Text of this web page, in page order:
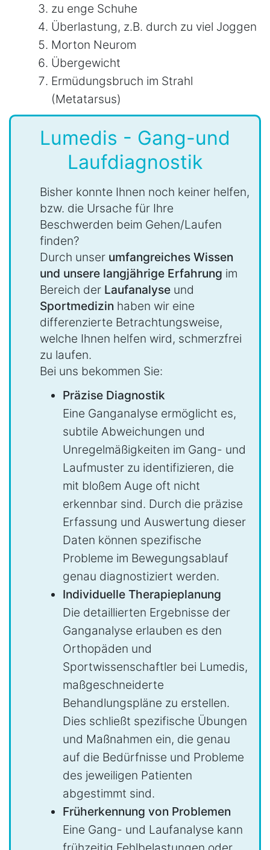
zu enge Schuhe
Überlastung, z.B. durch zu viel Joggen
Morton Neurom
Übergewicht
Ermüdungsbruch im Strahl
(Metatarsus)
Lumedis - Gang-und
Laufdiagnostik
Bisher konnte Ihnen noch keiner helfen,
bzw. die Ursache für Ihre
Beschwerden beim Gehen/Laufen
finden?
Durch unser umfangreiches Wissen
und unsere langjährige Erfahrung im
Bereich der Laufanalyse und
Sportmedizin haben wir eine
differenzierte Betrachtungsweise,
welche Ihnen helfen wird, schmerzfrei
zu laufen.
Bei uns bekommen Sie:
Präzise Diagnostik
Eine Ganganalyse ermöglicht es,
subtile Abweichungen und
Unregelmäßigkeiten im Gang- und
Laufmuster zu identifizieren, die
mit bloßem Auge oft nicht
erkennbar sind. Durch die präzise
Erfassung und Auswertung dieser
Daten können spezifische
Probleme im Bewegungsablauf
genau diagnostiziert werden.
Individuelle Therapieplanung
Die detaillierten Ergebnisse der
Ganganalyse erlauben es den
Orthopäden und
Sportwissenschaftler bei Lumedis,
maßgeschneiderte
Behandlungspläne zu erstellen.
Dies schließt spezifische Übungen
und Maßnahmen ein, die genau
auf die Bedürfnisse und Probleme
des jeweiligen Patienten
abgestimmt sind.
Früherkennung von Problemen
Eine Gang- und Laufanalyse kann